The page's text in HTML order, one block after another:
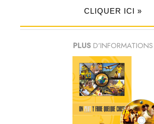
CLIQUER ICI »
PLUS D’INFORMATIONS